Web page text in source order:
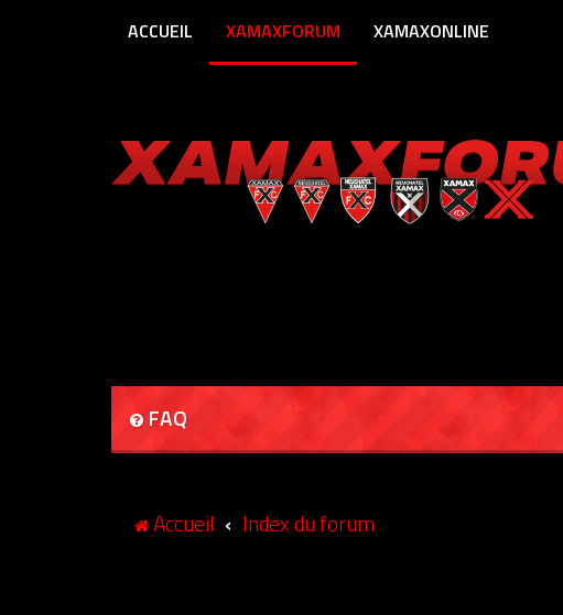
ACCUEIL XAMAXFORUM XAMAXONLINE
FAQ
Accueil Index du forum